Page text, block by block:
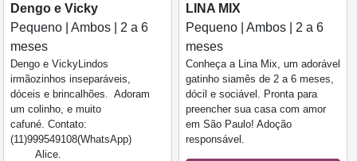
Dengo e Vicky
Pequeno | Ambos | 2 a 6
meses
Dengo e VickyLindos
irmãozinhos inseparáveis,
dóceis e brincalhões. Adoram
um colinho, e muito
cafuné. Contato:
(11)999549108(WhatsApp)
Alice.
LINA MIX
Pequeno | Ambos | 2 a 6
meses
Conheça a Lina Mix, um adorável
gatinho siamês de 2 a 6 meses,
dócil e sociável. Pronta para
preencher sua casa com amor
em São Paulo! Adoção
responsável.